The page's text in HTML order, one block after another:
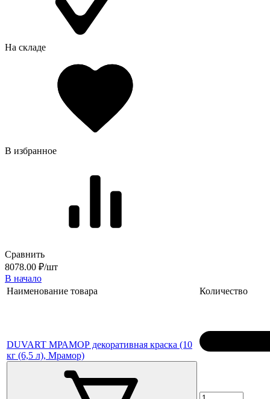
На складе
В избранное
Сравнить
8078.00 ₽/шт
В начало
Наименование товара
Количество
DUVART МРАМОР декоративная краска (10
кг (6,5 л), Мрамор)